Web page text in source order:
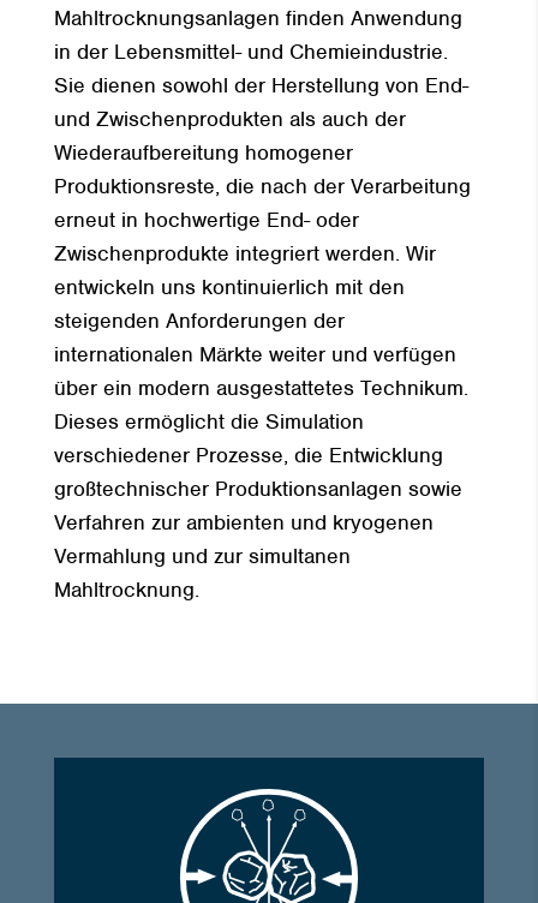
Mahltrocknungsanlagen finden Anwendung
in der Lebensmittel- und Chemieindustrie.
Sie dienen sowohl der Herstellung von End-
und Zwischenprodukten als auch der
Wiederaufbereitung homogener
Produktionsreste, die nach der Verarbeitung
erneut in hochwertige End- oder
Zwischenprodukte integriert werden. Wir
entwickeln uns kontinuierlich mit den
steigenden Anforderungen der
internationalen Märkte weiter und verfügen
über ein modern ausgestattetes Technikum.
Dieses ermöglicht die Simulation
verschiedener Prozesse, die Entwicklung
großtechnischer Produktionsanlagen sowie
Verfahren zur ambienten und kryogenen
Vermahlung und zur simultanen
Mahltrocknung.